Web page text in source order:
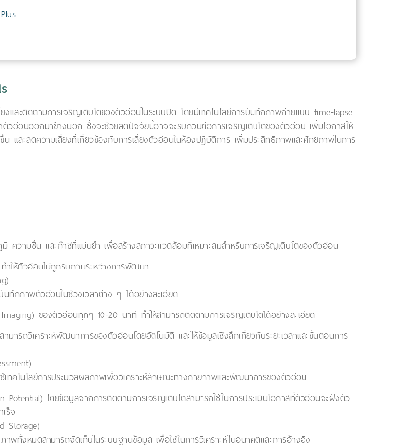
งและติดตามการเจริญเติบโตของตัวอ่อนในระบบปิด โดยมีเทคโนโลยีการบันทึกภาพถ่ายแบบ time-lapse
วอ่อนออกมาข้างนอก ซึ่งจะช่วยลดปัจจัยนี้อาจจะรบกวนต่อการเจริญเติบโตของตัวอ่อน เพิ่มโอกาสให้
และลดความเสี่ยงที่เกี่ยวข้องกับการเลี้ยงตัวอ่อนในห้องปฏิบัติการ เพิ่มประสิทธิภาพและศักยภาพในการ
วามชื้น และก๊าซที่แม่นยำ เพื่อสร้างสภาวะแวดล้อมที่เหมาะสมสำหรับการเจริญเติบโตของตัวอ่อน
ให้ตัวอ่อนไม่ถูกรบกวนระหว่างการพัฒนา
ทึกภาพตัวอ่อนในช่วงเวลาต่าง ๆ ได้อย่างละเอียด
ของตัวอ่อนทุกๆ 10-20 นาที ทำให้สามารถติดตามการเจริญเติบโตได้อย่างละเอียด
ารถวิเคราะห์พัฒนาการของตัวอ่อนโดยอัตโนมัติ และให้ข้อมูลเชิงลึกเกี่ยวกับระยะเวลาและขั้นตอนการ
เทคโนโลยีการประมวลผลภาพเพื่อวิเคราะห์ลักษณะทางกายภาพและพัฒนาการของตัวอ่อน
Potential) โดยข้อมูลจากการติดตามการเจริญเติบโตสามารถใช้ในการประเมินโอกาสที่ตัวอ่อนจะฝังตัว
ร็จ
Storage)
พทั้งหมดสามารถจัดเก็บในระบบฐานข้อมูล เพื่อใช้ในการวิเคราะห์ในอนาคตและการอ้างอิง